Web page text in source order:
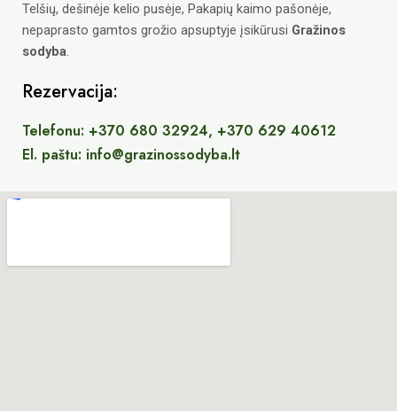
Telšių, dešinėje kelio pusėje, Pakapių kaimo pašonėje,
nepaprasto gamtos grožio apsuptyje įsikūrusi Gražinos
sodyba.
Rezervacija:
Telefonu: +370 680 32924, +370 629 40612
El. paštu: info@grazinossodyba.lt